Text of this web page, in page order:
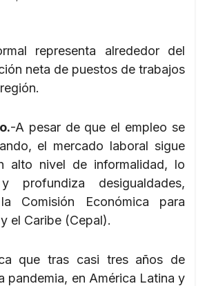
representa alrededor del
neta de puestos de trabajos
-A pesar de que el empleo se
el mercado laboral sigue
alto nivel de informalidad, lo
profundiza desigualdades,
Comisión Económica para
el Caribe (Cepal).
que tras casi tres años de
pandemia, en América Latina y